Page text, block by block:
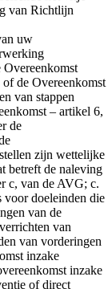
van Richtlijn
uw
de Overeenkomst
van stappen
– artikel 6,
de
zijn wettelijke
betreft de naleving
c, van de AVG; c.
doeleinden die
van de
van
van vorderingen
inzake
inzake
of direct